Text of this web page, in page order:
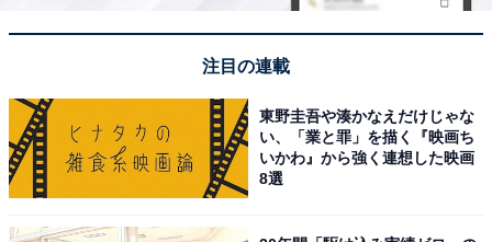
注目の連載
東野圭吾や湊かなえだけじゃな
い、「業と罪」を描く『映画ち
いかわ』から強く連想した映画
8選